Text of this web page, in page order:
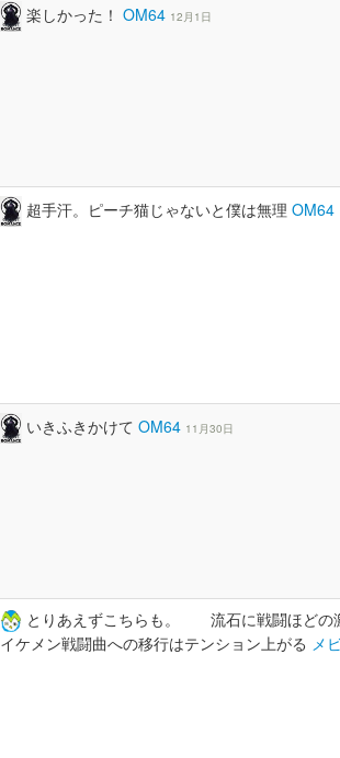
楽しかった！ OM64 12月1日
超手汗。ピーチ猫じゃないと僕は無理 OM64
いきふきかけて OM64 11月30日
とりあえずこちらも。 流石に戦闘ほど
イケメン戦闘曲への移行はテンション上がる メ